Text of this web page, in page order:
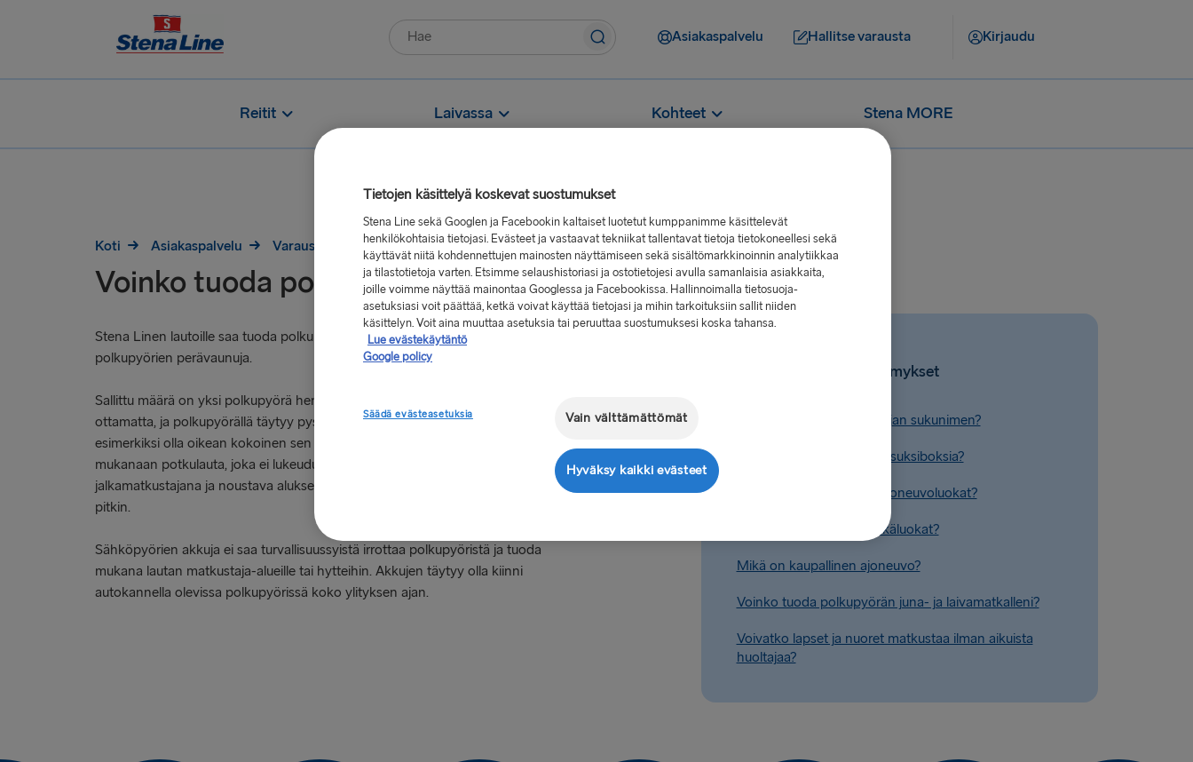
Asiakaspalvelu Hallitse varausta Kirjaudu
Reitit Laivassa Kohteet Stena MORE
Koti Asiakaspalvelu Varaus Voinko tuoda polkupyörän lautalle?
Voinko tuoda polkupyörän lautalle?
Stena Linen lautoille saa tuoda polkupyöriä, sähköpyöriä, tandempyöriä sekä
polkupyörien perävaunuja.
Sallittu määrä on yksi polkupyörä henkilöä kohden tandempyöriä lukuun
ottamatta, ja polkupyörällä täytyy pystyä ajamaan lautalle eli sen täytyy
esimerkiksi olla oikean kokoinen sen kanssa matkustavalle. Jos matkustajalla on
mukanaan potkulauta, joka ei lukeudu polkupyöräksi, hänen on varattava lippu
jalkamatkustajana ja noustava alukseen potkulaudan kanssa matkustajasiltaa
pitkin.
Sähköpyörien akkuja ei saa turvallisuussyistä irrottaa polkupyöristä ja tuoda
mukana lautan matkustaja-alueille tai hytteihin. Akkujen täytyy olla kiinni
autokannella olevissa polkupyörissä koko ylityksen ajan.
Liittyvät kysymykset
Voinko muuttaa matkustajan sukunimen?
Voinko käyttää autossani suksiboksia?
Mitkä ovat Stena Linen ajoneuvoluokat?
Mitkä ovat Stena Linen ikäluokat?
Mikä on kaupallinen ajoneuvo?
Voinko tuoda polkupyörän juna- ja laivamatkalleni?
Voivatko lapset ja nuoret matkustaa ilman aikuista
huoltajaa?
Tietojen käsittelyä koskevat suostumukset
Stena Line sekä Googlen ja Facebookin kaltaiset luotetut kumppanimme käsittelevät
henkilökohtaisia tietojasi. Evästeet ja vastaavat tekniikat tallentavat tietoja tietokoneellesi sekä
käyttävät niitä kohdennettujen mainosten näyttämiseen sekä sisältömarkkinoinnin analytiikkaa
ja tilastotietoja varten. Etsimme selaushistoriasi ja ostotietojesi avulla samanlaisia asiakkaita,
joille voimme näyttää mainontaa Googlessa ja Facebookissa. Hallinnoimalla tietosuoja-
asetuksiasi voit päättää, ketkä voivat käyttää tietojasi ja mihin tarkoituksiin sallit niiden
käsittelyn. Voit aina muuttaa asetuksia tai peruuttaa suostumuksesi koska tahansa.
Lue evästekäytäntö
Google policy
Säädä evästeasetuksia Vain välttämättömät
Hyväksy kaikki evästeet